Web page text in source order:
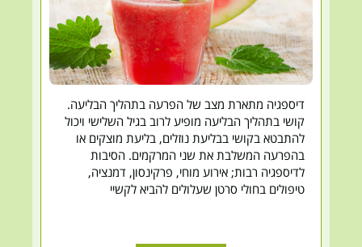
דיספגיה מתארת מצב של הפרעה בתהליך הבליעה.
קושי בתהליך הבליעה מופיע לרוב בגיל השלישי ויכול
להתבטא בקושי בבליעת נוזלים, בליעת מוצקים או
בהפרעה המשלבת את שני המרקמים. הסיבות
לדיספגיה רבות; אירוע מוחי, פרקינסון, דמנציה,
טיפולים בחולי סרטן שעלולים להביא לקשיי